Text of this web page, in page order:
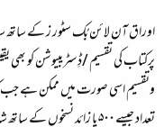
اوراق آن لائن بُک سٹور ز کے
پرکتاب کی تقسیم /ڈِسٹریبیوشن کو
وتقسیم اسی صورت میں ممکن ہے جب
تعداد جیسے ۵۰۰ یا زائد